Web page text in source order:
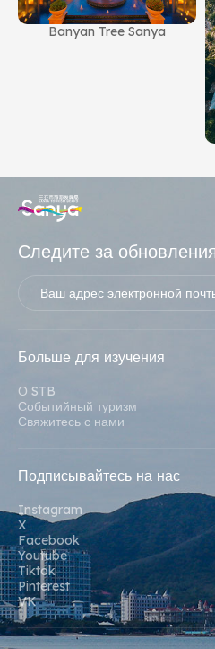
Banyan Tree Sanya
Следите за
Больше для изучения
О STB
Событийный туризм
Свяжитесь с нами
Подписывайтесь на нас
Instagram
X
Facebook
Youtube
Tiktok
Pinterest
VK